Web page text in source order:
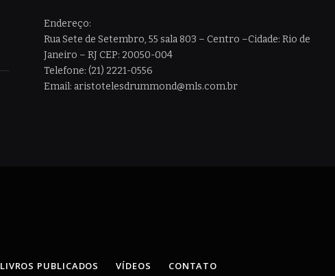
Endereço:
Rua Sete de Setembro, 55 sala 803 – Centro –Cidade: Rio de
Janeiro – RJ CEP: 20050-004
Telefone: (21) 2221-0556
Email: aristotelesdrummond@mls.com.br
LIVROS PUBLICADOS VÍDEOS CONTATO